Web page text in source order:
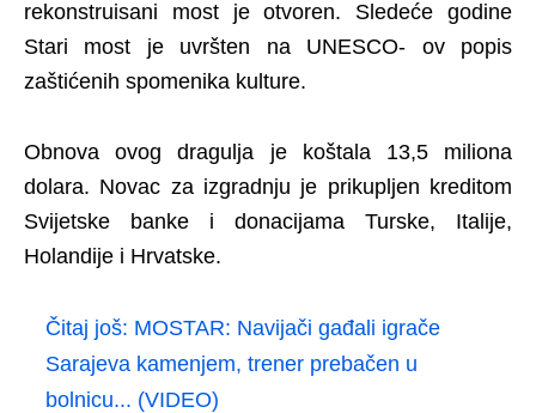
rekonstruisani most je otvoren. Sledeće godine
Stari most je uvršten na UNESCO- ov popis
zaštićenih spomenika kulture.
Obnova ovog dragulja je koštala 13,5 miliona
dolara. Novac za izgradnju je prikupljen kreditom
Svijetske banke i donacijama Turske, Italije,
Holandije i Hrvatske.
Čitaj još: MOSTAR: Navijači gađali igrače
Sarajeva kamenjem, trener prebačen u
bolnicu... (VIDEO)